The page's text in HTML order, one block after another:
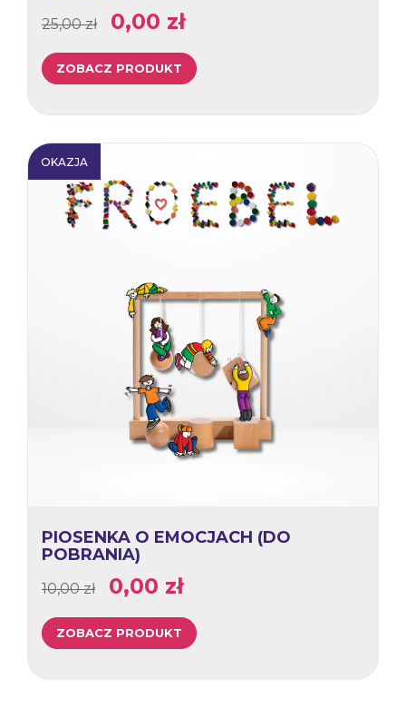
25,00zł
Pierwotna
cena
wynosiła:
0,00 złAktualna
cena
wynosi:
ZOBACZ PRODUKT
OKAZJA
PIOSENKA O EMOCJACH (DO
POBRANIA)
10,00zł
Pierwotna
cena
wynosiła:
0,00 złAktualna
cena
wynosi:
ZOBACZ PRODUKT